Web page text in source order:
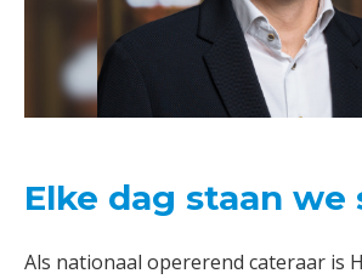
Elke dag staan we
Als nationaal opererend cateraar is